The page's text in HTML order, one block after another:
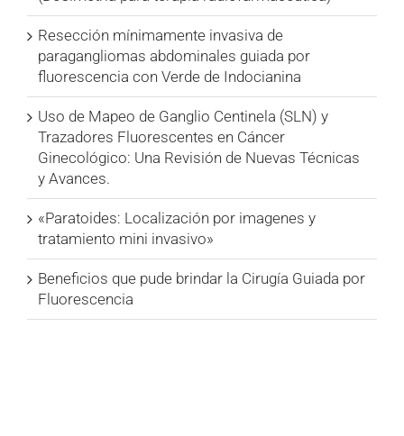
Resección mínimamente invasiva de
paragangliomas abdominales guiada por
fluorescencia con Verde de Indocianina
Uso de Mapeo de Ganglio Centinela (SLN) y
Trazadores Fluorescentes en Cáncer
Ginecológico: Una Revisión de Nuevas Técnicas
y Avances.
«Paratoides: Localización por imagenes y
tratamiento mini invasivo»
Beneficios que pude brindar la Cirugía Guiada por
Fluorescencia